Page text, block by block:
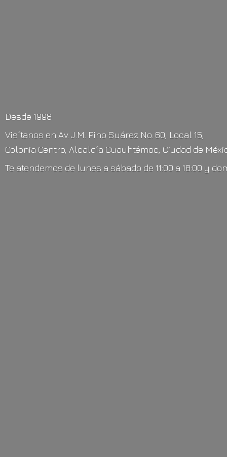
Desde 1998
Visítanos en Av. J.M. Pino Suárez No. 60, Local 15,
Colonia Centro, Alcaldía Cuauhtémoc, Ciudad de
Te atendemos de lunes a sábado de 11:00 a 18:00 y